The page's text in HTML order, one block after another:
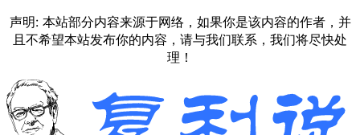
声明: 本站部分内容来源于网络，如果你是该内容的作者，并
且不希望本站发布你的内容，请与我们联系，我们将尽快处
理！